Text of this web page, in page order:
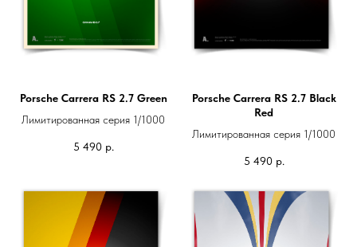
Porsche Carrera RS 2.7 Green
Лимитированная серия 1/1000
5 490 р.
Porsche Carrera RS 2.7 Black
Red
Лимитированная серия 1/1000
5 490 р.